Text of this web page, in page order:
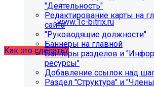
некорректно отображаться срок
Убедитесь, что в настройках
указан адрес:www.1c-bitrix.ru.
Затем запустите обновление через
обновлений».
Как это сделать?
"Деятельность"
Редактирование карты на
сайта
"Руководящие должности"
Баннеры на главной
Баннеры разделов и
ресурсы"
Добавление ссылок над
Раздел "Структура" и